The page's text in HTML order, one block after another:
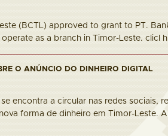
(BCTL) approved to grant to PT.
as a branch in Timor-Leste. clicl
O ANÚNCIO DO DINHEIRO DIGITAL
encontra a circular nas redes sociais,
forma de dinheiro em Timor-Leste.